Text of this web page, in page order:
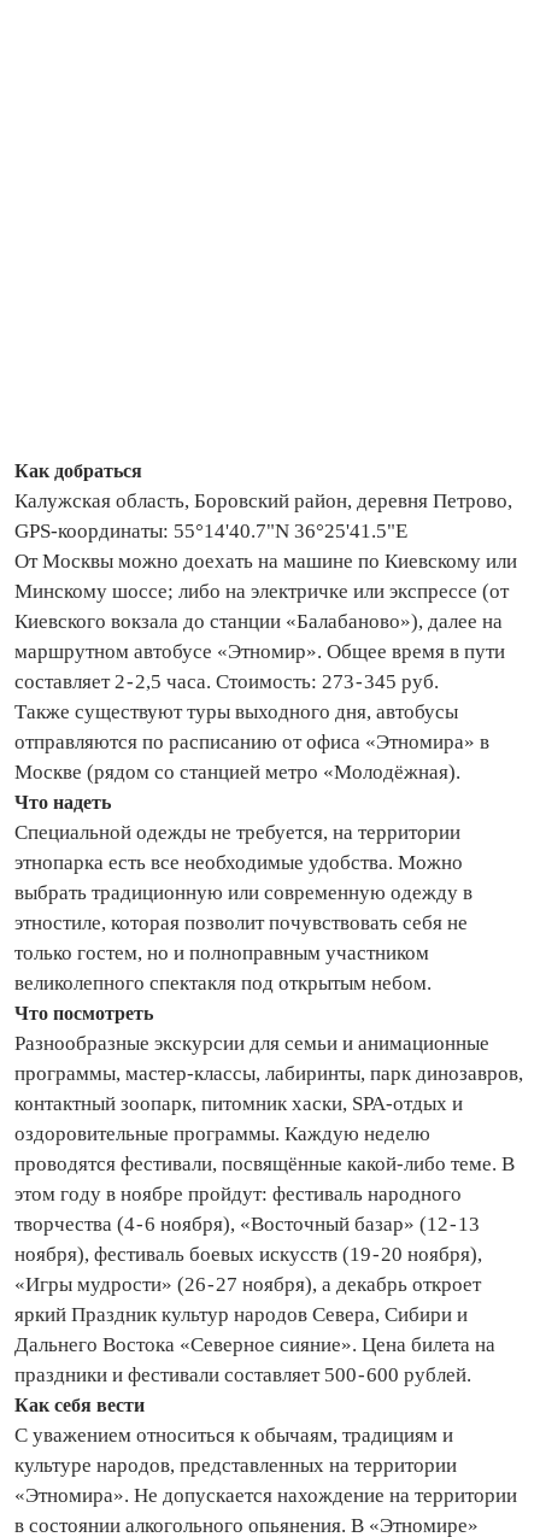
Как добраться
Калужская область, Боровский район, деревня Петрово,
GPS‑координаты: 55°14'40.7"N 36°25'41.5"E
От Москвы можно доехать на машине по Киевскому или
Минскому шоссе; либо на электричке или экспрессе (от
Киевского вокзала до станции «Балабаново»), далее на
маршрутном автобусе «Этномир». Общее время в пути
составляет 2 - 2,5 часа. Стоимость: 273 - 345 руб.
Также существуют туры выходного дня, автобусы
отправляются по расписанию от офиса «Этномира» в
Москве (рядом со станцией метро «Молодёжная).
Что надеть
Специальной одежды не требуется, на территории
этнопарка есть все необходимые удобства. Можно
выбрать традиционную или современную одежду в
этностиле, которая позволит почувствовать себя не
только гостем, но и полноправным участником
великолепного спектакля под открытым небом.
Что посмотреть
Разнообразные экскурсии для семьи и анимационные
программы, мастер‑классы, лабиринты, парк динозавров,
контактный зоопарк, питомник хаски, SPA‑отдых и
оздоровительные программы. Каждую неделю
проводятся фестивали, посвящённые какой‑либо теме. В
этом году в ноябре пройдут: фестиваль народного
творчества (4 - 6 ноября), «Восточный базар» (12 - 13
ноября), фестиваль боевых искусств (19 - 20 ноября),
«Игры мудрости» (26 - 27 ноября), а декабрь откроет
яркий Праздник культур народов Севера, Сибири и
Дальнего Востока «Северное сияние». Цена билета на
праздники и фестивали составляет 500 - 600 руб­лей.
Как себя вести
С уважением относиться к обычаям, традициям и
культуре народов, представленных на территории
«Этномира». Не допускается нахождение на территории
в состоянии алкогольного опьянения. В «Этномире»